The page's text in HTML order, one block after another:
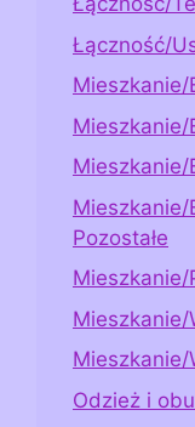
Łączność/
Mieszkanie/
Mieszkanie/
Mieszkanie/
Mieszkanie/
Pozostałe
Mieszkanie/
Mieszkanie/
Mieszkanie/
Odzież i